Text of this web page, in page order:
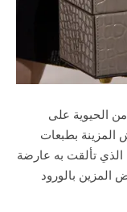
الحيوية على
المزينة بطبعات
الذي تألقت به عارضة
المزين بالورود